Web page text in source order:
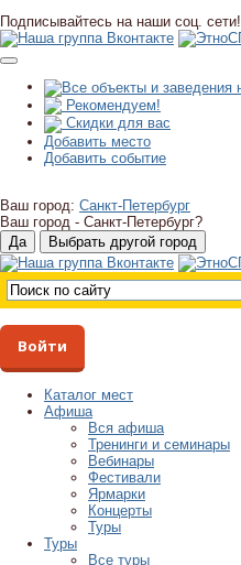
Подписывайтесь на наши соц. сети!
Рекомендуем!
Скидки для вас
Добавить место
Добавить событие
Ваш город: Санкт-Петербург
Ваш город - Санкт-Петербург?
Войти
Каталог мест
Афиша
Вся афиша
Тренинги и семинары
Вебинары
Фестивали
Ярмарки
Концерты
Туры
Туры
Все туры